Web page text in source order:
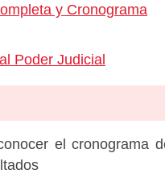
y Cronograma
Poder Judicial
el cronograma